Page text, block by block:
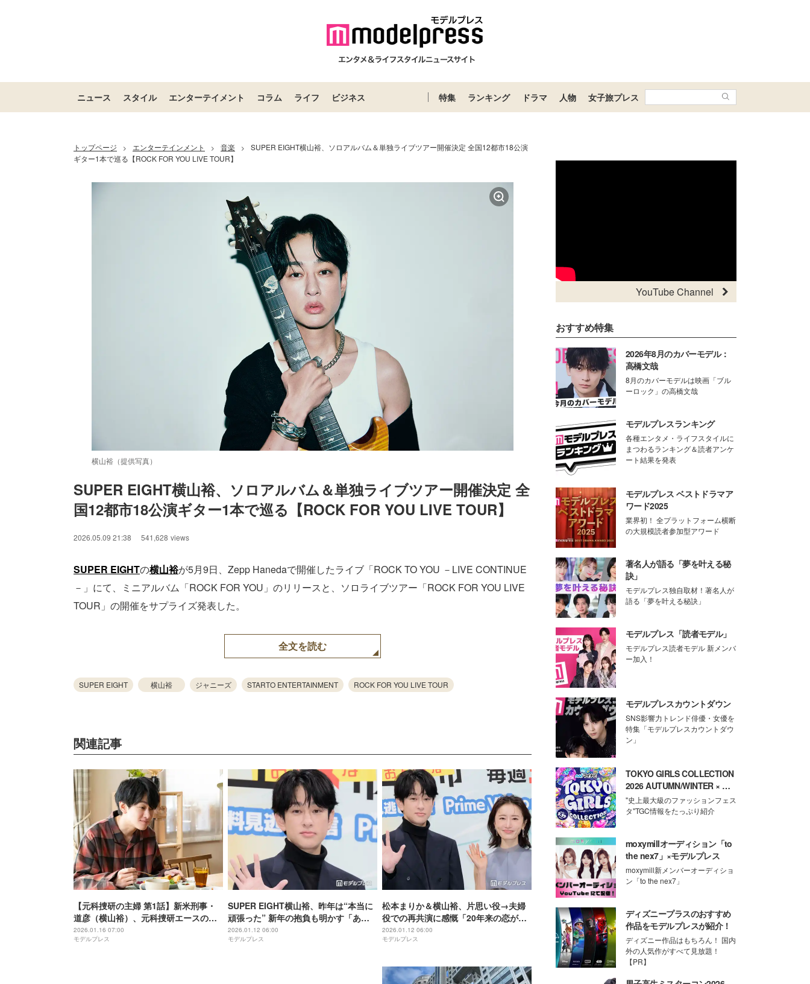
ニュース スタイル エンターテイメント コラム ライフ ビジネス 特集 ランキング ドラマ 人物 女子旅プレス
トップページ > エンターテインメント > 音楽 >
SUPER EIGHT横山裕、ソロアルバム＆単独ライブツアー開催決定 全国12都市18公演
ギター1本で巡る【ROCK FOR YOU LIVE TOUR】
横山裕（提供写真）
Unmute / Loaded
90.51%
SUPER EIGHT横山裕、ソロアルバム＆単独ライブツアー開催決定 全
国12都市18公演ギター1本で巡る【ROCK FOR YOU LIVE TOUR】
2026.05.09 21:38 541,628 views
SUPER EIGHTの横山裕が5月9日、Zepp Hanedaで開催したライブ「ROCK TO YOU －LIVE CONTINUE
－」にて、ミニアルバム「ROCK FOR YOU」のリリースと、ソロライブツアー「ROCK FOR YOU LIVE
TOUR」の開催をサプライズ発表した。
全文を読む
SUPER EIGHT 横山裕 ジャニーズ STARTO ENTERTAINMENT ROCK FOR YOU LIVE TOUR
関連記事
【元科捜研の主婦 第1話】新米刑事・
道彦（横山裕）、元科捜研エースの
妻・詩織（松本まりか）と難事件に挑
む
2026.01.16 07:00
モデルプレス
SUPER EIGHT横山裕、昨年は“本当に
頑張った” 新年の抱負も明かす「あん
まり骨折とかしない方がいいですよ
（笑）」【元科捜研の主婦】
2026.01.12 06:00
モデルプレス
松本まりか＆横山裕、片思い役→夫婦
役での再共演に感慨「20年来の恋が実
って本当に嬉しい」【元科捜研の主
婦】
2026.01.12 06:00
モデルプレス
YouTube Channel
おすすめ特集
2026年8月のカバーモデル：
高橋文哉
8月のカバーモデルは映画「ブル
ーロック」の高橋文哉
モデルプレスランキング
各種エンタメ・ライフスタイルに
まつわるランキング＆読者アンケ
ート結果を発表
モデルプレス ベストドラマア
ワード2025
業界初！ 全プラットフォーム横断
の大規模読者参加型アワード
著名人が語る「夢を叶える秘
訣」
モデルプレス独自取材！著名人が
語る「夢を叶える秘訣」
モデルプレス「読者モデル」
モデルプレス読者モデル 新メンバ
ー加入！
モデルプレスカウントダウン
SNS影響力トレンド俳優・女優を
特集「モデルプレスカウントダウ
ン」
TOKYO GIRLS COLLECTION
2026 AUTUMN/WINTER × モ
デルプレス
"史上最大級のファッションフェス
タ"TGC情報をたっぷり紹介
moxymillオーディション「to
the nex7」×モデルプレス
moxymill新メンバーオーディショ
ン「to the nex7」
ディズニープラスのおすすめ
作品をモデルプレスが紹介！
ディズニー作品はもちろん！ 国内
外の人気作がすべて見放題！
【PR】